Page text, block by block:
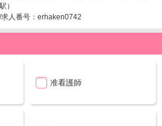
）
人番号：erhaken0742
准看護師